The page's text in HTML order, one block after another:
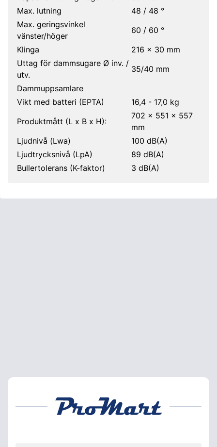
Max. lutning
48 / 48 °
Max. geringsvinkel
vänster/höger
60 / 60 °
Klinga
216 x 30 mm
Uttag för dammsugare Ø inv. /
utv.
35/40 mm
Dammuppsamlare
Vikt med batteri (EPTA)
16,4 - 17,0 kg
Produktmått (L x B x H):
702 x 551 x 557
mm
Ljudnivå (Lwa)
100 dB(A)
Ljudtrycksnivå (LpA)
89 dB(A)
Bullertolerans (K-faktor)
3 dB(A)